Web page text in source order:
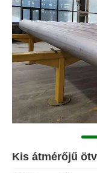
Kis átmérőjű